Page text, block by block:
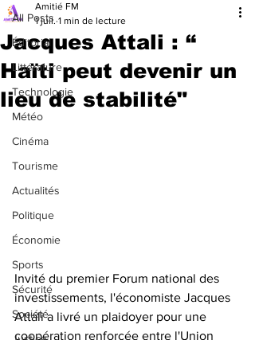
All Posts
Éditorial
Littérature
Technologie
Météo
Cinéma
Tourisme
Actualités
Politique
Économie
Sports
Sécurité
Société
Jacques Attali : “
Haïti peut devenir un
lieu de stabilité"
Amitié FM
1 juil. 1 min de lecture
Invité du premier Forum national des
investissements, l'économiste Jacques
Attali a livré un plaidoyer pour une
coopération renforcée entre l'Union